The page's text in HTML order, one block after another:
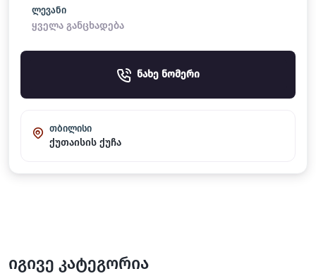
ლევანი
ყველა განცხადება
ნახე ნომერი
თბილისი
ქუთაისის ქუჩა
იგივე კატეგორია